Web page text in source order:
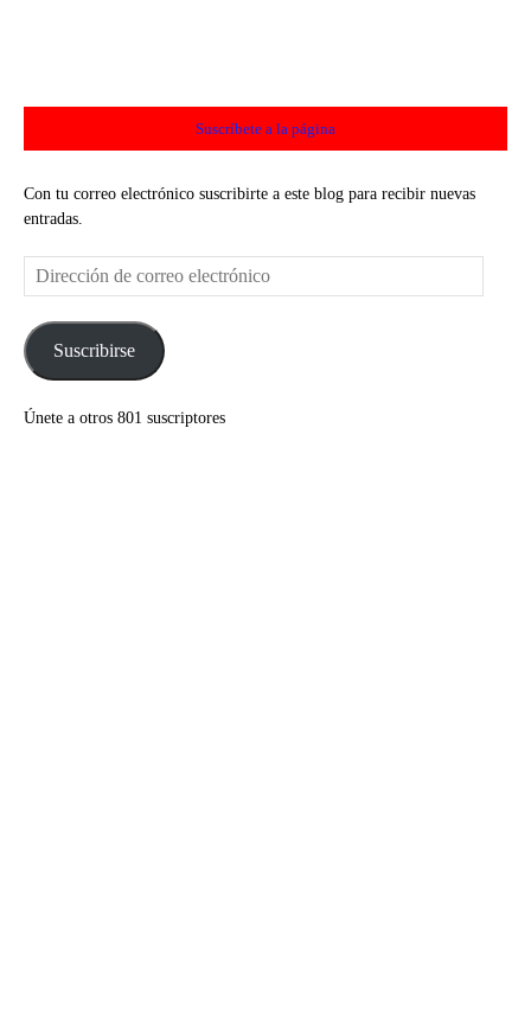
Suscríbete a la página
Con tu correo electrónico suscribirte a este blog para recibir nuevas
entradas.
Dirección
de
electrónicoSuscribirse
Únete a otros 801 suscriptores